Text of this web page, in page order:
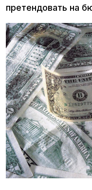
претендовать на